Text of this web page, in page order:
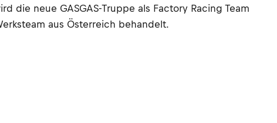
die neue GASGAS-Truppe als Factory Racing Team
aus Österreich behandelt.